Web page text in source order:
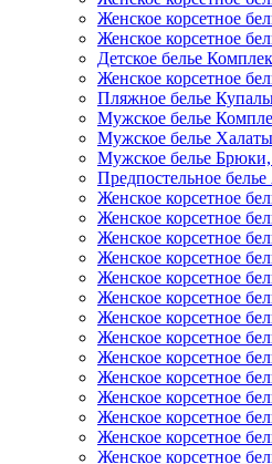
Женское корсетное
Женское корсетное
Детское белье
Женское корсетное
Пляжное белье
Мужское белье
Мужское белье Халаты
Мужское белье
Предпостельное
Женское корсетное
Женское корсетное
Женское корсетное
Женское корсетное
Женское корсетное
Женское корсетное
Женское корсетное
Женское корсетное
Женское корсетное
Женское корсетное
Женское корсетное
Женское корсетное
Женское корсетное
Женское корсетное